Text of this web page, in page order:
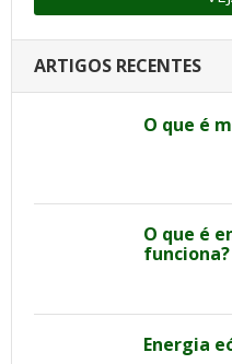
ARTIGOS RECENTES
O que é
O que é
funciona?
Energia